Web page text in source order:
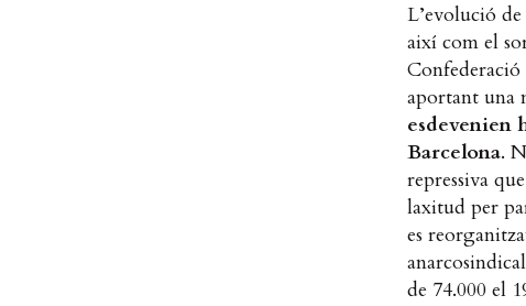
L’evolució
així com el
aportant una
esdevenien
Barcelona.
repressiva
laxitud per
es
de 74.000 el